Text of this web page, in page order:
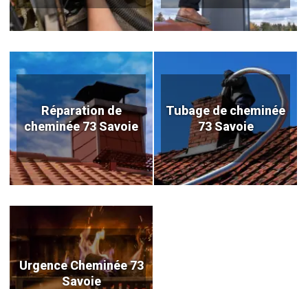
Réparation de
cheminée 73 Savoie
Tubage de cheminée
73 Savoie
Urgence Cheminée 73
Savoie